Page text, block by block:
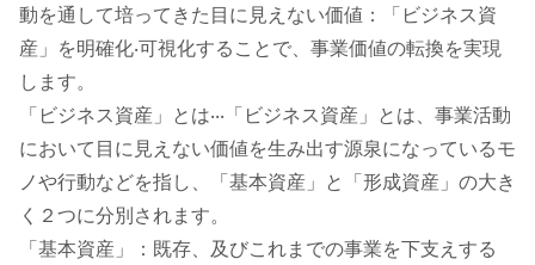
動を通して培ってきた⽬に⾒えない価値：「ビジネス資
産」を明確化‧可視化することで、事業価値の転換を実現
します。
「ビジネス資産」とは‧‧‧「ビジネス資産」とは、事業活動
において⽬に⾒えない価値を⽣み出す源泉になっているモ
ノや⾏動などを指し、「基本資産」と「形成資産」の⼤き
く２つに分別されます。
「基本資産」：既存、及びこれまでの事業を下⽀えする